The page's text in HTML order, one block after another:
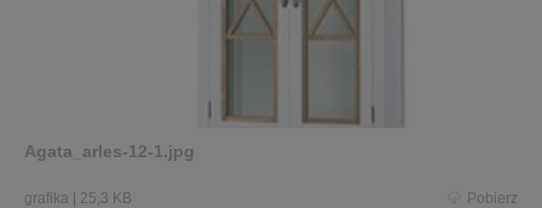
Agata_arles-12-1.jpg
grafika | 25,3 KB Pobierz